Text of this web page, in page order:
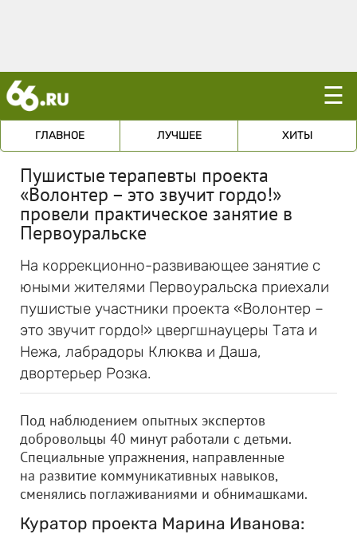
☰
ГЛАВНОЕ ЛУЧШЕЕ ХИТЫ
Пушистые терапевты проекта
«Волонтер – это звучит гордо!»
провели практическое занятие в
Первоуральске
На коррекционно-развивающее занятие с
юными жителями Первоуральска приехали
пушистые участники проекта «Волонтер –
это звучит гордо!» цвергшнауцеры Тата и
Нежа, лабрадоры Клюква и Даша,
двортерьер Розка.
Под наблюдением опытных экспертов
добровольцы 40 минут работали с детьми.
Специальные упражнения, направленные
на развитие коммуникативных навыков,
сменялись поглаживаниями и обнимашками.
Куратор проекта Марина Иванова: